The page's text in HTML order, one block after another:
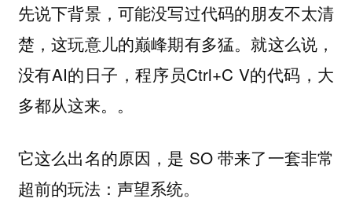
先说下背景，可能没写过代码的朋友不太清
楚，这玩意儿的巅峰期有多猛。就这么说，
没有AI的日子，程序员Ctrl+C V的代码，大
多都从这来。。
它这么出名的原因，是 SO 带来了一套非常
超前的玩法：声望系统。